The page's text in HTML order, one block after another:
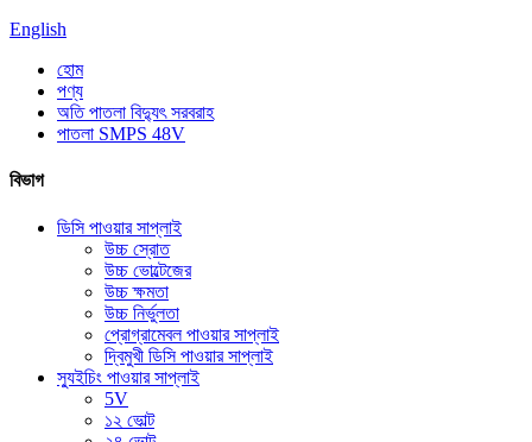
English
হোম
পণ্য
অতি পাতলা বিদ্যুৎ সরবরাহ
পাতলা SMPS 48V
বিভাগ
ডিসি পাওয়ার সাপ্লাই
উচ্চ স্রোত
উচ্চ ভোল্টেজের
উচ্চ ক্ষমতা
উচ্চ নির্ভুলতা
প্রোগ্রামেবল পাওয়ার সাপ্লাই
দ্বিমুখী ডিসি পাওয়ার সাপ্লাই
স্যুইচিং পাওয়ার সাপ্লাই
5V
১২ ভোল্ট